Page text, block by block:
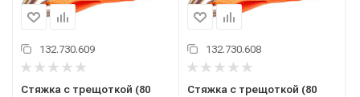
132.730.609
Стяжка с трещоткой (80
132.730.608
Стяжка с трещоткой (80